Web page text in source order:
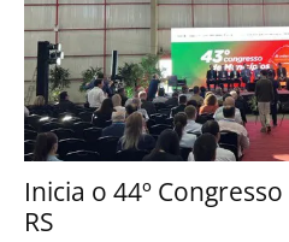
Inicia o 44º
RS